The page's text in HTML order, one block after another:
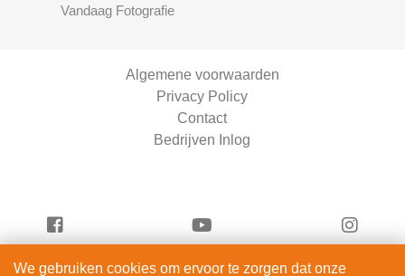
Vandaag Fotografie
Algemene voorwaarden
Privacy Policy
Contact
Bedrijven Inlog
We gebruiken cookies om ervoor te zorgen dat onze